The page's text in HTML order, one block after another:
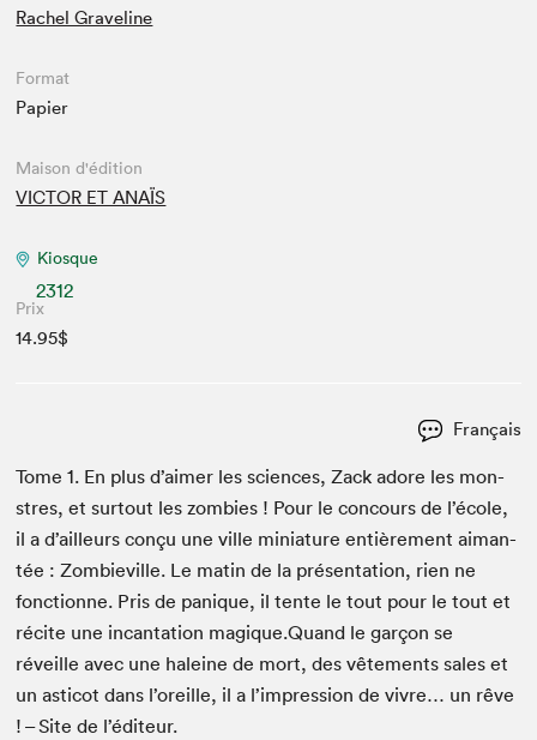
Rachel Graveline
Format
Papier
Maison d'édition
VICTOR ET ANAÏS
Kiosque
2312
Prix
14.95$
Français
Tome1. En plus d’aimer les sci­ences, Zack adore les mon­
stres, et surtout les zom­bies ! Pour le con­cours de l’école,
il a d’ailleurs conçu une ville minia­ture entière­ment aiman­
tée : Zom­bieville. Le matin de la présen­ta­tion, rien ne
fonc­tionne. Pris de panique, il tente le tout pour le tout et
récite une incan­ta­tion magique.Quand le garçon se
réveille avec une haleine de mort, des vête­ments sales et
un asti­cot dans l’oreille, il a l’impression de vivre… un rêve
! – Site de l’éditeur.